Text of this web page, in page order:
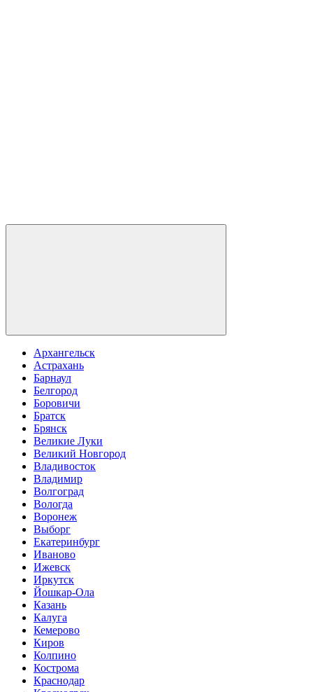
Архангельск
Астрахань
Барнаул
Белгород
Боровичи
Братск
Брянск
Великие Луки
Великий Новгород
Владивосток
Владимир
Волгоград
Вологда
Воронеж
Выборг
Екатеринбург
Иваново
Ижевск
Иркутск
Йошкар-Ола
Казань
Калуга
Кемерово
Киров
Колпино
Кострома
Краснодар